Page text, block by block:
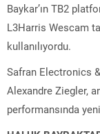
Baykar’ın TB2
L3Harris Wescam
kullanılıyordu.
Safran Electronics
Alexandre Ziegler,
performansında